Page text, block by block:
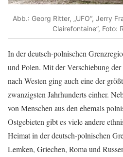
Abb.: Georg Ritter, „UFO“, Jerry
Clairefontaine”, Foto:
In der deutsch-polnischen
und Polen. Mit der Verschiebung
nach Westen ging auch eine der
zwanzigsten Jahrhunderts einher.
von Menschen aus den ehemals
Ostgebieten gibt es viele andere
Heimat in der deutsch-polnischen
Lemken, Griechen, Roma und